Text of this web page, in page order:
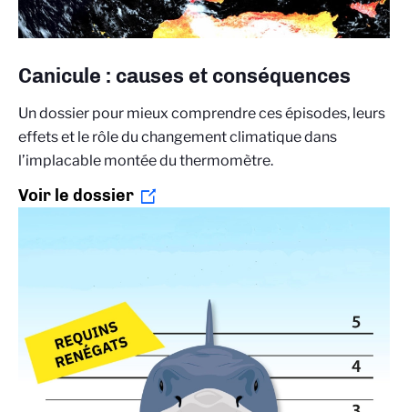
Canicule : causes et conséquences
Un dossier pour mieux comprendre ces épisodes, leurs
effets et le rôle du changement climatique dans
l’implacable montée du thermomètre.
Voir le dossier